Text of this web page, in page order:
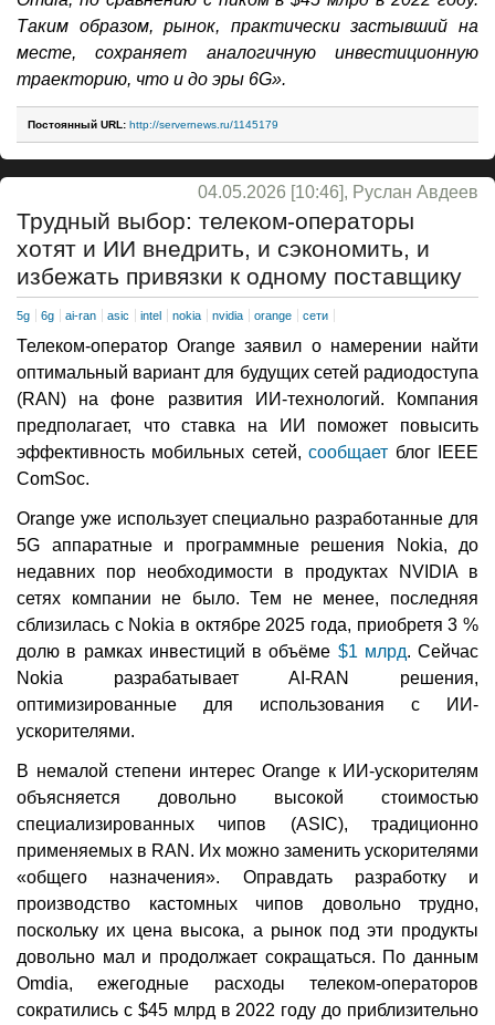
Таким образом, рынок, практически застывший на
месте, сохраняет аналогичную инвестиционную
траекторию, что и до эры 6G».
Постоянный URL: http://servernews.ru/1145179
04.05.2026 [10:46], Руслан Авдеев
Трудный выбор: телеком-операторы
хотят и ИИ внедрить, и сэкономить, и
избежать привязки к одному поставщику
5g 6g ai-ran asic intel nokia nvidia orange сети
Телеком-оператор Orange заявил о намерении найти
оптимальный вариант для будущих сетей радиодоступа
(RAN) на фоне развития ИИ-технологий. Компания
предполагает, что ставка на ИИ поможет повысить
эффективность мобильных сетей,сообщает блог IEEE
ComSoc.
Orange уже использует специально разработанные для
5G аппаратные и программные решения Nokia, до
недавних пор необходимости в продуктах NVIDIA в
сетях компании не было. Тем не менее, последняя
сблизилась с Nokia в октябре 2025 года, приобретя 3 %
долю в рамках инвестиций в объёме $1 млрд. Сейчас
Nokia разрабатывает AI-RAN решения,
оптимизированные для использования с ИИ-
ускорителями.
В немалой степени интерес Orange к ИИ-ускорителям
объясняется довольно высокой стоимостью
специализированных чипов (ASIC), традиционно
применяемых в RAN. Их можно заменить ускорителями
«общего назначения». Оправдать разработку и
производство кастомных чипов довольно трудно,
поскольку их цена высока, а рынок под эти продукты
довольно мал и продолжает сокращаться. По данным
Omdia, ежегодные расходы телеком-операторов
сократились с $45 млрд в 2022 году до приблизительно